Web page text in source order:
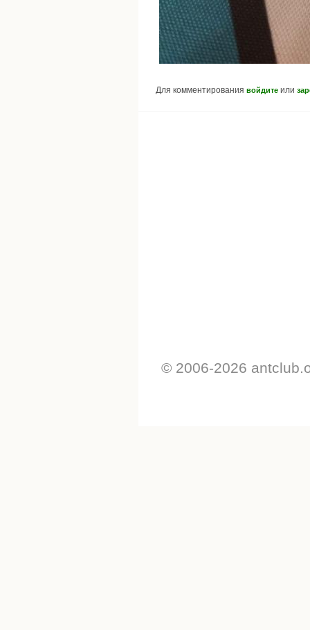
Для комментирования войдите или
© 2006-2026